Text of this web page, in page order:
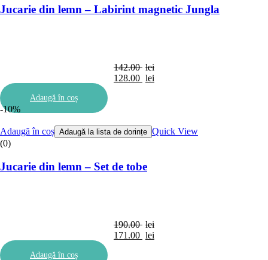
Jucarie din lemn – Labirint magnetic Jungla
142.00 lei
Prețul
128.00 lei
Adaugă în coș
-10%
Adaugă în coș Adaugă la lista de dorințe Quick View
(0)
Jucarie din lemn – Set de tobe
190.00 lei
Prețul
171.00 lei
Adaugă în coș